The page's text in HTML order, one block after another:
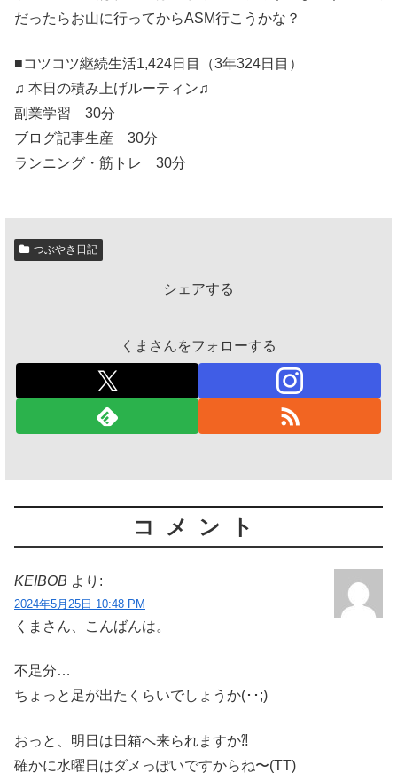
だったらお山に行ってからASM行こうかな？
■コツコツ継続生活1,424日目（3年324日目）
♫ 本日の積み上げルーティン♫
副業学習 30分
ブログ記事生産 30分
ランニング・筋トレ 30分
つぶやき日記
シェアする
くまさんをフォローする
コメント
KEIBOB より:
2024年5月25日 10:48 PM
くまさん、こんばんは。
不足分…
ちょっと足が出たくらいでしょうか(･･;)
おっと、明日は日箱へ来られますか⁈
確かに水曜日はダメっぽいですからね〜(TT)